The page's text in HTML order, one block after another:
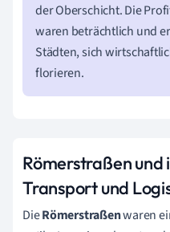
der Oberschicht. Die
waren beträchtlich und
Städten, sich
florieren.
Römerstraßen
Transport und
DieRömerstraßenwaren